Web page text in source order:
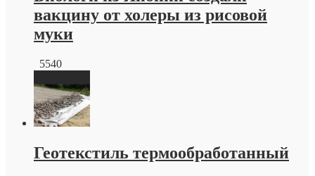
вакцину от холеры из рисовой
муки
5540
Геотекстиль термообработанный